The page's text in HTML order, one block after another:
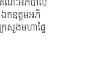
កឧត្តមអភិ
រសួងមហាផ្ទៃ